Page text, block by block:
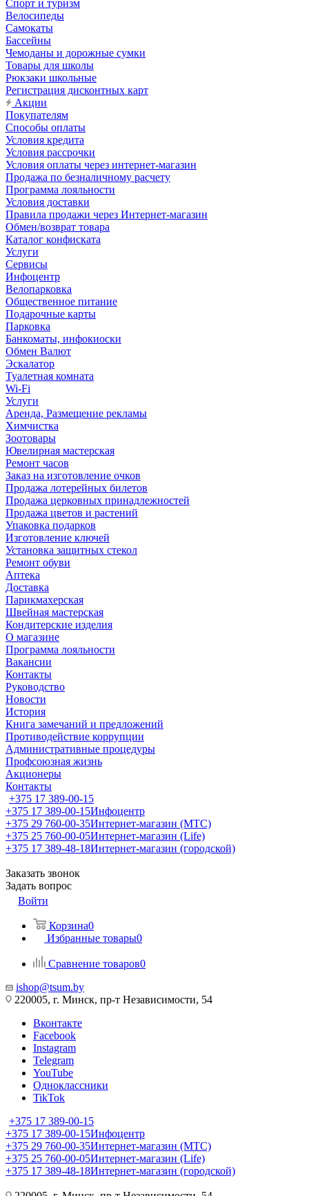
Спорт и туризм
Велосипеды
Самокаты
Бассейны
Чемоданы и дорожные сумки
Товары для школы
Рюкзаки школьные
Регистрация дисконтных карт
Акции
Покупателям
Способы оплаты
Условия кредита
Условия рассрочки
Условия оплаты через интернет-магазин
Продажа по безналичному расчету
Программа лояльности
Условия доставки
Правила продажи через Интернет-магазин
Обмен/возврат товара
Каталог конфиската
Услуги
Сервисы
Инфоцентр
Велопарковка
Общественное питание
Подарочные карты
Парковка
Банкоматы, инфокиоски
Обмен Валют
Эскалатор
Туалетная комната
Wi-Fi
Услуги
Аренда, Размещение рекламы
Химчистка
Зоотовары
Ювелирная мастерская
Ремонт часов
Заказ на изготовление очков
Продажа лотерейных билетов
Продажа церковных принадлежностей
Продажа цветов и растений
Упаковка подарков
Изготовление ключей
Установка защитных стекол
Ремонт обуви
Аптека
Доставка
Парикмахерская
Швейная мастерская
Кондитерские изделия
О магазине
Программа лояльности
Вакансии
Контакты
Руководство
Новости
История
Книга замечаний и предложений
Противодействие коррупции
Административные процедуры
Профсоюзная жизнь
Акционеры
Контакты
+375 17 389-00-15
+375 17 389-00-15Инфоцентр
+375 29 760-00-35Интернет-магазин (МТС)
+375 25 760-00-05Интернет-магазин (Life)
+375 17 389-48-18Интернет-магазин (городской)
Заказать звонок
Задать вопрос
Войти
Корзина0
Избранные товары0
Сравнение товаров0
ishop@tsum.by
220005, г. Минск, пр-т Независимости, 54
Вконтакте
Facebook
Instagram
Telegram
YouTube
Одноклассники
TikTok
+375 17 389-00-15
+375 17 389-00-15Инфоцентр
+375 29 760-00-35Интернет-магазин (МТС)
+375 25 760-00-05Интернет-магазин (Life)
+375 17 389-48-18Интернет-магазин (городской)